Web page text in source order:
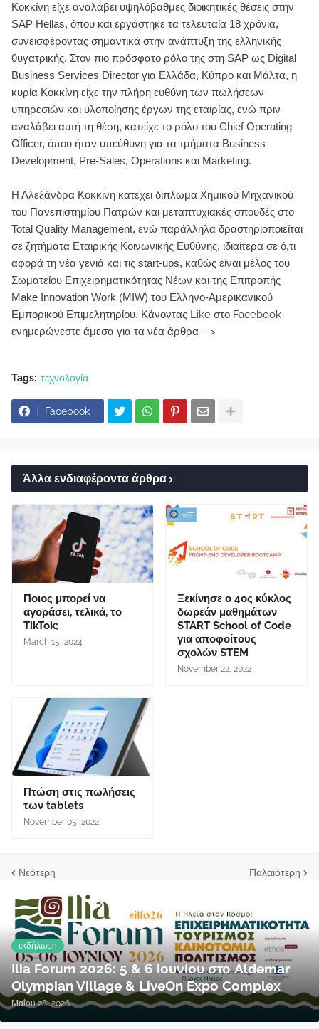
Κοκκίνη είχε αναλάβει υψηλόβαθμες διοικητικές θέσεις στην
SAP Hellas, όπου και εργάστηκε τα τελευταία 18 χρόνια,
συνεισφέροντας σημαντικά στην ανάπτυξη της ελληνικής
θυγατρικής. Στον πιο πρόσφατο ρόλο της στη SAP ως Digital
Business Services Director για Ελλάδα, Κύπρο και Μάλτα, η
κυρία Κοκκίνη είχε την πλήρη ευθύνη των πωλήσεων
υπηρεσιών και υλοποίησης έργων της εταιρίας, ενώ πριν
αναλάβει αυτή τη θέση, κατείχε το ρόλο του Chief Operating
Officer, όπου ήταν υπεύθυνη για τα τμήματα Business
Development, Pre-Sales, Operations και Marketing.
Η Αλεξάνδρα Κοκκίνη κατέχει δίπλωμα Χημικού Μηχανικού
του Πανεπιστημίου Πατρών και μεταπτυχιακές σπουδές στο
Total Quality Management, ενώ παράλληλα δραστηριοποιείται
σε ζητήματα Εταιρικής Κοινωνικής Ευθύνης, ιδιαίτερα σε ό,τι
αφορά τη νέα γενιά και τις start-ups, καθώς είναι μέλος του
Σωματείου Επιχειρηματικότητας Νέων και της Επιτροπής
Make Innovation Work (MIW) του Ελληνο-Αμερικανικού
Εμπορικού Επιμελητηρίου. Κάνοντας Like στο Facebook
ενημερώνεστε άμεσα για τα νέα άρθρα -->
Tags: τεχνολογία
Facebook
Άλλα ενδιαφέροντα άρθρα
Ποιος μπορεί να
αγοράσει, τελικά, το
TikTok;
March 15, 2024
Ξεκίνησε ο 4ος κύκλος
δωρεάν μαθημάτων
START School of Code
για αποφοίτους
σχολών STEM
November 22, 2022
Πτώση στις πωλήσεις
των tablets
November 05, 2022
Νεότερη Παλαιότερη
εκδήλωση
Ilia Forum 2026: 5 & 6 Ιουνίου στο Aldemar
Olympian Village & LiveOn Expo Complex
Μαΐου 28, 2026